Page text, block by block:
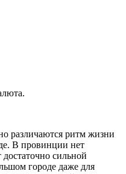
различаются ритм жизни
В провинции нет
сильной
городе даже для